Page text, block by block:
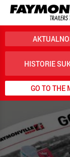
HISTORIE
GO TO THE